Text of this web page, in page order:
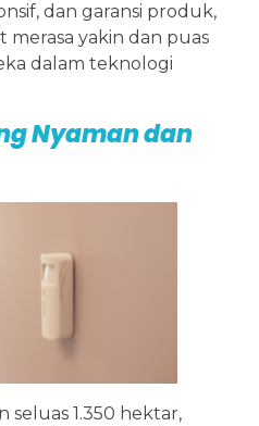
dan garansi produk,
yakin dan puas
dalam teknologi
Nyaman dan
seluas 1.350 hektar,